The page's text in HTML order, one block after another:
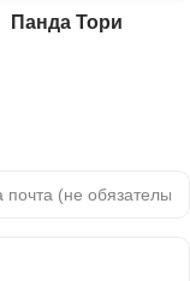
Панда Тори